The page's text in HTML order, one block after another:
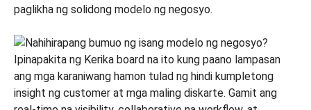
paglikha ng solidong modelo ng negosyo.